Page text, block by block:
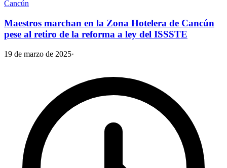
Cancún
Maestros marchan en la Zona Hotelera de Cancún
pese al retiro de la reforma a ley del ISSSTE
19 de marzo de 2025·